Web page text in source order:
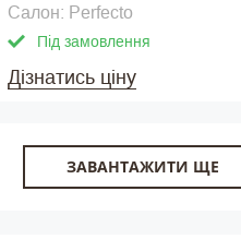
Салон: Perfecto
Під замовлення
Дізнатись ціну
ЗАВАНТАЖИТИ ЩЕ